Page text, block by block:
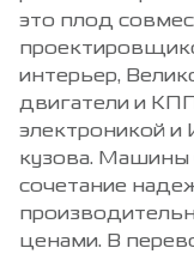
это плод
интерьер,
двигатели и
электроникой
кузова. Машины
сочетание
ценами. В